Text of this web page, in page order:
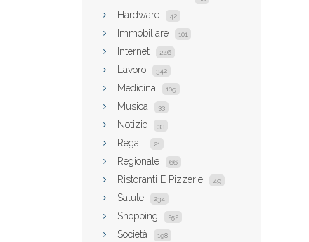
Hardware 42
Immobiliare 101
Internet 246
Lavoro 342
Medicina 109
Musica 33
Notizie 33
Regali 21
Regionale 66
Ristoranti E Pizzerie 49
Salute 234
Shopping 252
Società 198